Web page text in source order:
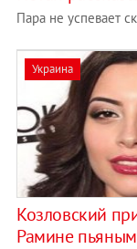
Пара не успевает
Украина
Козловский
Рамине пьяным